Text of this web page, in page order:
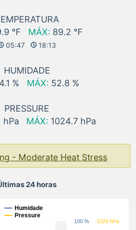
°F MÁX: 89.2 °F
05:47 18:13
HUMIDADE
% MÁX: 52.8 %
PRESSURE
hPa MÁX: 1024.7 hPa
- Moderate Heat Stress
24 horas
24 horas
Humidade
Pressure
100 % 1026 hPa